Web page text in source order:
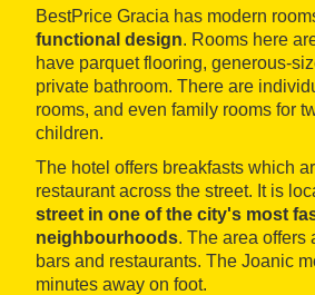
BestPrice Gracia has modern
functional design. Rooms here
have parquet flooring, generous-
private bathroom. There are
rooms, and even family rooms for
children.
The hotel offers breakfasts which
restaurant across the street. It is
street in one of the city's most
neighbourhoods. The area offers
bars and restaurants. The Joanic
minutes away on foot.